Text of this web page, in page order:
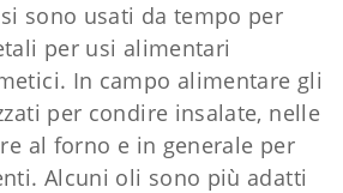
sono usati da tempo per
per usi alimentari
In campo alimentare gli
per condire insalate, nelle
al forno e in generale per
Alcuni oli sono più adatti